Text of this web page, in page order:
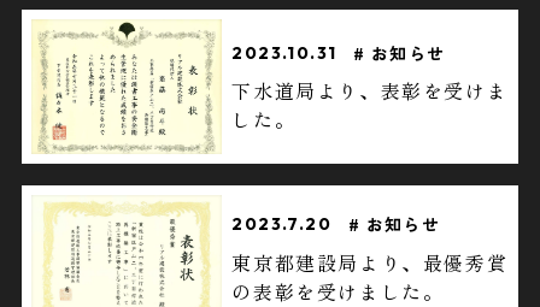
2023.10.31 お知らせ
下水道局より、表彰を受けま
した。
2023.7.20 お知らせ
東京都建設局より、最優秀賞
の表彰を受けました。